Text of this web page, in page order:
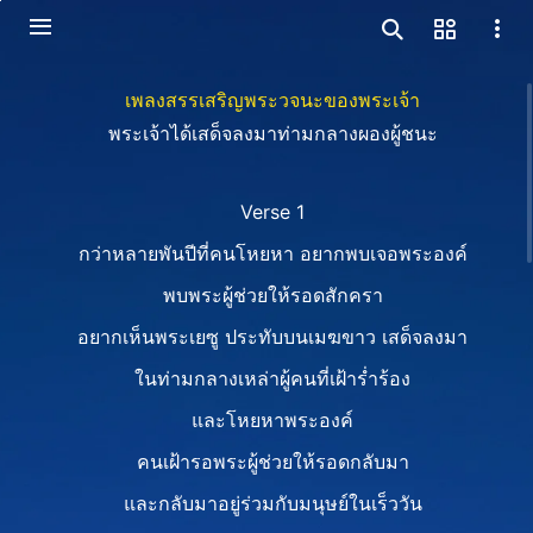
เพลงสรรเสริญพระวจนะของพระเจ้า
พระเจ้าได้เสด็จลงมาท่ามกลางผองผู้ชนะ
Verse 1
กว่าหลายพันปีที่คนโหยหา อยากพบเจอพระองค์
พบพระผู้ช่วยให้รอดสักครา
อยากเห็นพระเยซู​ ประทับบนเมฆขาว เสด็จลงมา
ในท่ามกลางเหล่าผู้คนที่เฝ้าร่ำร้อง
และโหยหาพระองค์
คนเฝ้ารอพระผู้ช่วยให้รอดกลับมา
และกลับมาอยู่ร่วมกับมนุษย์ในเร็ววัน